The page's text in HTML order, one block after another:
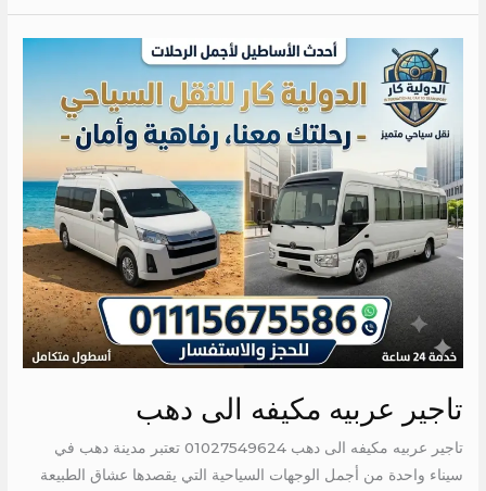
تاجير عربيه مكيفه الى دهب
تاجير عربيه مكيفه الى دهب 01027549624 تعتبر مدينة دهب في
سيناء واحدة من أجمل الوجهات السياحية التي يقصدها عشاق الطبيعة
تاجير
عربيه
مكيفه
الى
دهب